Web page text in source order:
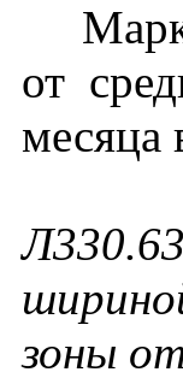
от
месяца
зоны